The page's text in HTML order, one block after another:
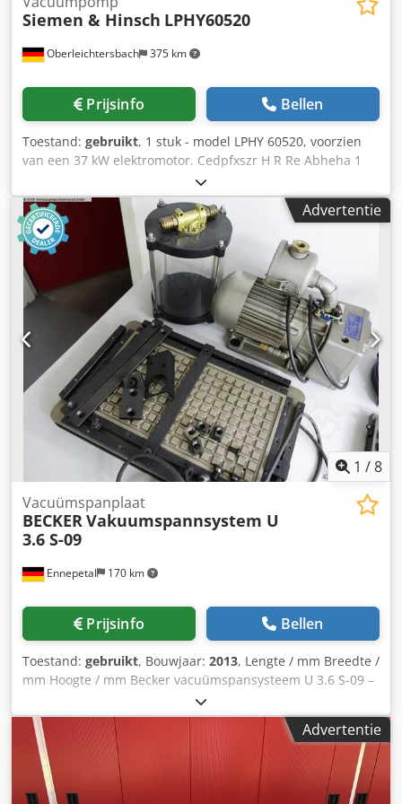
Oberleichtersbach 375 km
Siemen & Hinsch LPHY60520
Prijsinfo Bellen
Toestand: gebruikt, 1 stuk - model LPHY 60520, voorzien
van een 37 kW elektromotor. Cedpfxszr H R Re Abheha 1
Advertentie
1 /8
Ennepetal 170 km
Vacuümspanplaat
BECKERVakuumspannsystem U
3.6 S-09
Prijsinfo Bellen
Toestand: gebruikt, Bouwjaar: 2013, Lengte / mm Breedte /
mm Hoogte / mm Becker vacuümspansysteem U 3.6 S-09 –
230 V – bouwjaar 2013 – compleet met vacuümpomp,
vacuümreservoir en vacuümtafel Te koop aangeboden: een
compleet Becker vacuümspansysteem, bestaande uit een
Becker vacuümpomp type U 3.6 S-09, een
vacuümreservoir, vacuümtafel (spanplaat) en de
afgebeelde spanaccessoires. Het systeem is afkomstig uit
Advertentie